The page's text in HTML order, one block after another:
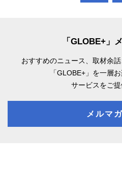
「GLOBE+」
おすすめのニュース、取材余話
「GLOBE+」を一層
サービスをご提
メルマ